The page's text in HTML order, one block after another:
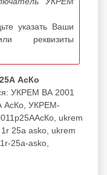
указать Ваши
реквизиты
АсКо
УКРЕМ ВА 2001
АсКо, УКРЕМ-
ukrem
25a asko, ukrem
25a-asko,